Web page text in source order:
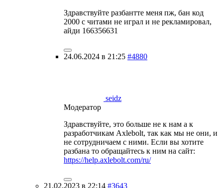
Здравствуйте разбантте меня пж, бан код
2000 с читами не играл и не рекламировал,
айди 166356631
24.06.2024 в 21:25 #4880
seidz
Модератор
Здравствуйте, это больше не к нам а к
разработчикам Axlebolt, так как мы не они, и
не сотрудничаем с ними. Если вы хотите
разбана то обращайтесь к ним на сайт:
https://help.axlebolt.com/ru/
21.02.2023 в 22:14 #3643